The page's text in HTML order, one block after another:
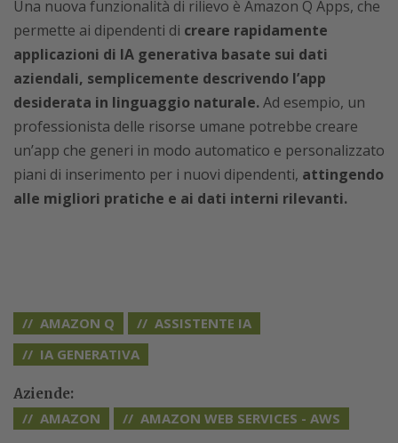
Una nuova funzionalità di rilievo è Amazon Q Apps, che
permette ai dipendenti di creare rapidamente
applicazioni di IA generativa basate sui dati
aziendali, semplicemente descrivendo l’app
desiderata in linguaggio naturale.Ad esempio, un
professionista delle risorse umane potrebbe creare
un’app che generi in modo automatico e personalizzato
piani di inserimento per i nuovi dipendenti, attingendo
alle migliori pratiche e ai dati interni rilevanti.
AMAZON Q
ASSISTENTE IA
IA GENERATIVA
Aziende:
AMAZON AMAZON WEB SERVICES - AWS